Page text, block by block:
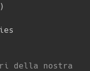
)
della nostra